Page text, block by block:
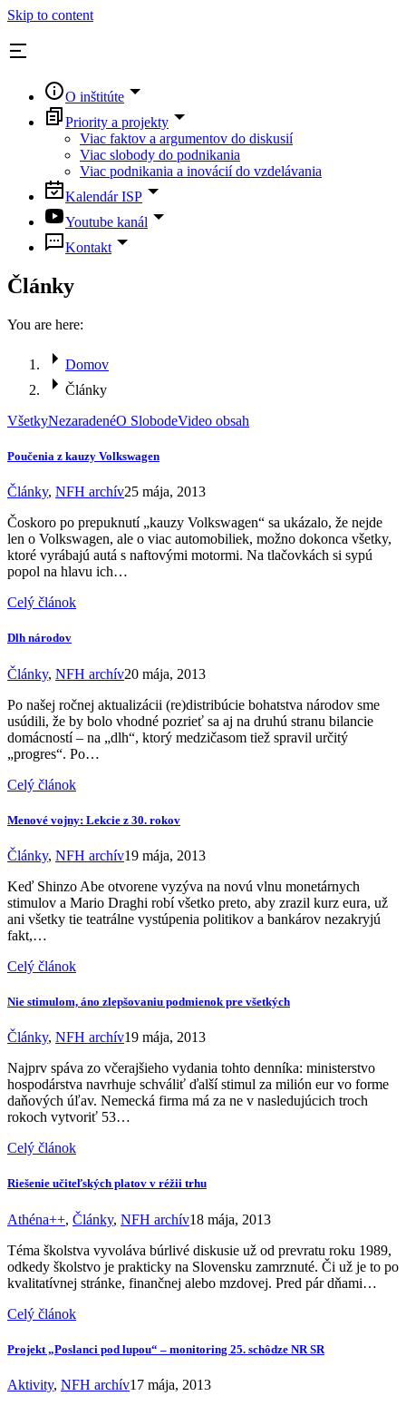
Skip to content
O inštitúte
Priority a projekty
Viac faktov a argumentov do diskusií
Viac slobody do podnikania
Viac podnikania a inovácií do vzdelávania
Kalendár ISP
Youtube kanál
Kontakt
Články
You are here:
Domov
Články
VšetkyNezaradenéO SlobodeVideo obsah
Poučenia z kauzy Volkswagen
Články, NFH archív25 mája, 2013
Čoskoro po prepuknutí „kauzy Volkswagen“ sa ukázalo, že nejde
len o Volkswagen, ale o viac automobiliek, možno dokonca všetky,
ktoré vyrábajú autá s naftovými motormi. Na tlačovkách si sypú
popol na hlavu ich…
Celý článok
Dlh národov
Články, NFH archív20 mája, 2013
Po našej ročnej aktualizácii (re)distribúcie bohatstva národov sme
usúdili, že by bolo vhodné pozrieť sa aj na druhú stranu bilancie
domácností – na „dlh“, ktorý medzičasom tiež spravil určitý
„progres“. Po…
Celý článok
Menové vojny: Lekcie z 30. rokov
Články, NFH archív19 mája, 2013
Keď Shinzo Abe otvorene vyzýva na novú vlnu monetárnych
stimulov a Mario Draghi robí všetko preto, aby zrazil kurz eura, už
ani všetky tie teatrálne vystúpenia politikov a bankárov nezakryjú
fakt,…
Celý článok
Nie stimulom, áno zlepšovaniu podmienok pre všetkých
Články, NFH archív19 mája, 2013
Najprv spáva zo včerajšieho vydania tohto denníka: ministerstvo
hospodárstva navrhuje schváliť ďalší stimul za milión eur vo forme
daňových úľav. Nemecká firma má za ne v nasledujúcich troch
rokoch vytvoriť 53…
Celý článok
Riešenie učiteľských platov v réžii trhu
Athéna++, Články, NFH archív18 mája, 2013
Téma školstva vyvoláva búrlivé diskusie už od prevratu roku 1989,
odkedy školstvo je prakticky na Slovensku zamrznuté. Či už je to po
kvalitatívnej stránke, finančnej alebo mzdovej. Pred pár dňami…
Celý článok
Projekt „Poslanci pod lupou“ – monitoring 25. schôdze NR SR
Aktivity, NFH archív17 mája, 2013